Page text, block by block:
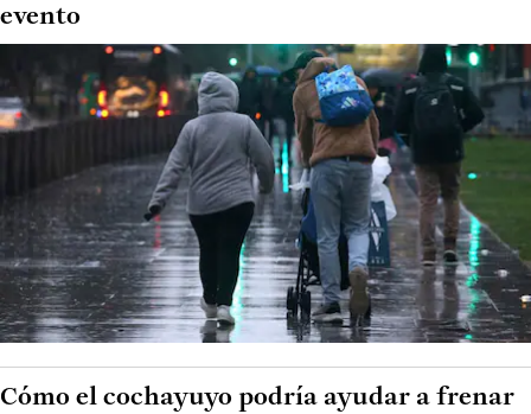
evento
Cómo el cochayuyo podría ayudar a frenar